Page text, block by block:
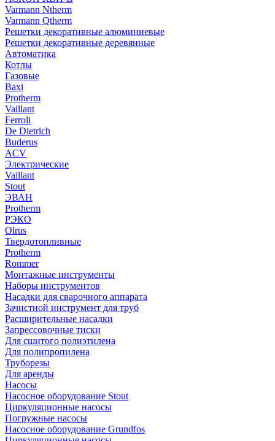
Varmann Ntherm
Varmann Qtherm
Решетки декоративные алюминиевые
Решетки декоративные деревянные
Автоматика
Котлы
Газовые
Baxi
Protherm
Vaillant
Ferroli
De Dietrich
Buderus
ACV
Электрические
Vaillant
Stout
ЭВАН
Protherm
РЭКО
Olrus
Твердотопливные
Protherm
Rommer
Монтажные инструменты
Наборы инструментов
Насадки для сварочного аппарата
Зачистной инструмент для труб
Расширительные насадки
Запрессовочные тиски
Для сшитого полиэтилена
Для полипропилена
Труборезы
Для аренды
Насосы
Насосное оборудование Stout
Циркуляционные насосы
Погружные насосы
Насосное оборудование Grundfos